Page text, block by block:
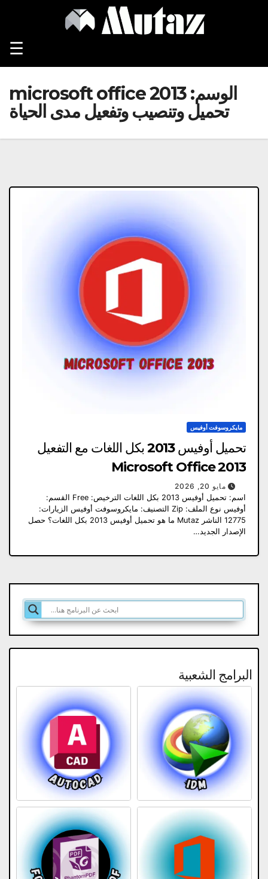
☰
الوسم:microsoft office 2013
تحميل وتنصيب وتفعيل مدى الحياة
مايكروسوفت أوفيس
تحميل أوفيس 2013 بكل اللغات مع التفعيل
Microsoft Office 2013
مايو 20, 2026
اسم: تحميل أوفيس 2013 بكل اللغات الترخيص: Free القسم:
أوفيس نوع الملف: Zip التصنيف: مايكروسوفت أوفيس الزيارات:
12775 الناشر Mutaz ما هو تحميل أوفيس 2013 بكل اللغات؟ حصل
الإصدار الجديد…
البرامج الشعبية